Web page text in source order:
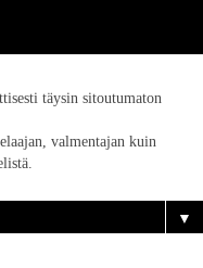
täysin sitoutumaton
valmentajan kuin
▼